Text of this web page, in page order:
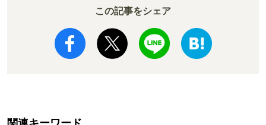
この記事をシェア